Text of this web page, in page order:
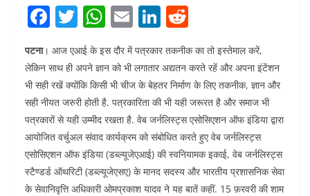
F
c
e
b
o
o
k
T
w
itt
er
W
h
at
s
A
p
p
E
ai
l
Li
k
e
dI
n
d
di
t
पटना। आज एआई के इस दौर में पत्रकार तकनीक का तो इस्तेमाल करें,
लेकिन साथ ही अपने ज्ञान को भी लगातार अद्यतन करते रहें और अपना इंटेंशन
भी सही रखें क्योंकि किसी भी चीज के बेहतर निर्माण के लिए तकनीक, ज्ञान और
सही नीयत जरुरी होती है. पत्रकारिता की भी यही जरूरत है और समाज भी
पत्रकारों से यही उम्मीद रखता है. वेब जर्नलिस्ट्स एसोसिएशन ऑफ इंडिया द्वारा
आयोजित वर्चुअल संवाद कार्यक्रम को संबोधित करते हुए वेब जर्नलिस्ट्स
एसोसिएशन ऑफ इंडिया (डब्ल्यूजेएआई) की स्वनियामक इकाई, वेब जर्नलिस्ट्स
स्टैण्डर्ड ऑथरिटी (डब्ल्यूजेएसए) के मानद सदस्य और भारतीय प्रशासनिक सेवा
के सेवानिवृत्ति अधिकारी ओमप्रकाश यादव ने यह बातें कहीं. 15 फ़रवरी की शाम